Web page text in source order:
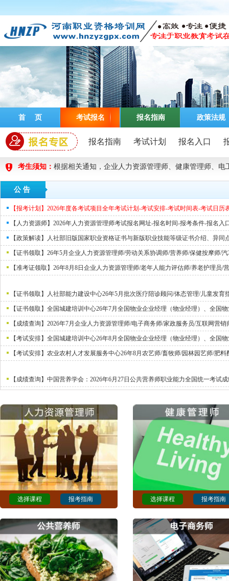
首 页 考试报名 报名指南 政策法规
报名指南 考试计划 报名入口
加入推广 VIP通关计划
考生须知： 根据相关通知，企业人力资源管理师、健康管理师、
公 告
【报考计划】2026年度各考试项目全年考试计划-考试安排-考试时间表-考试日历
【人力资源师】2026年人力资源管理师考试报名网址-报名时间-报考条件-报名
【政策解读】人社部旧版国家职业资格证书与新版职业技能等级证书介绍、异同
【证书领取】26年5月企业人力资源管理师/劳动关系协调师/营养师/保健按摩师/
【准考证领取】26年8月8日企业人力资源管理师/老年人能力评估师/养老护理员/
【证书领取】人社部能力建设中心26年5月批次医疗陪诊顾问/体态管理/儿童发
【证书领取】全国城建培训中心26年7月全国物业企业经理（物业经理）、全国
【成绩查询】2026年7月企业人力资源管理师/电子商务师/家政服务员/互联网营
【考试安排】全国城建培训中心26年8月全国物业企业经理（物业经理）、全国
【考试安排】农业农村人才发展服务中心26年8月农艺师/畜牧师/园林园艺师/肥
【成绩查询】中国营养学会：2026年6月27日公共营养师职业能力全国统一考试
选择课程 报考指南 选择课程 报考指南